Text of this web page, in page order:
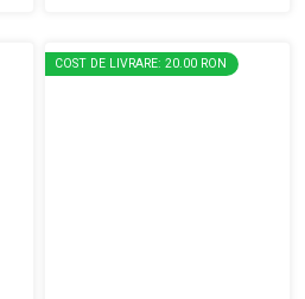
COST DE LIVRARE: 20.00 RON